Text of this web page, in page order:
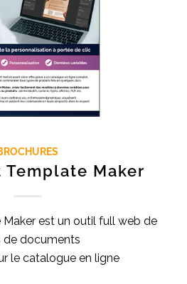
Template Maker
est un outil full web de
de documents
le catalogue en ligne